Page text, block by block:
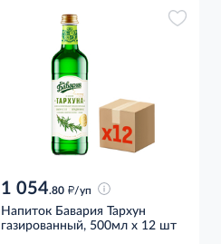
1 054.80 д/уп
Напиток Бавария Тархун
газированный, 500мл x 12 шт